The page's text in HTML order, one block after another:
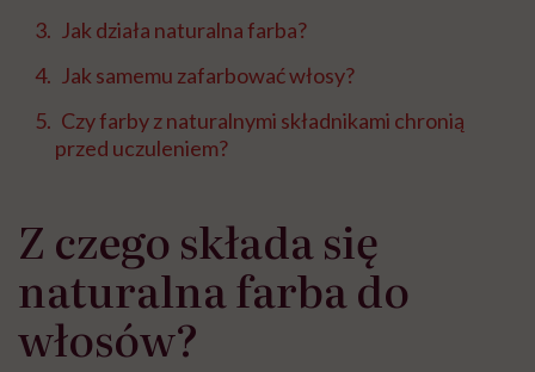
Jak działa naturalna farba?
Jak samemu zafarbować włosy?
Czy farby z naturalnymi składnikami chronią
przed uczuleniem?
Z czego składa się
naturalna farba do
włosów?